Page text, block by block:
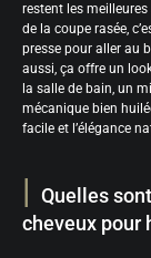
restent les
de la coupe rasée,
presse pour aller au
aussi, ça offre un
la salle de bain, un
mécanique bien
facile et l’élégance
Quelles
cheveux pour